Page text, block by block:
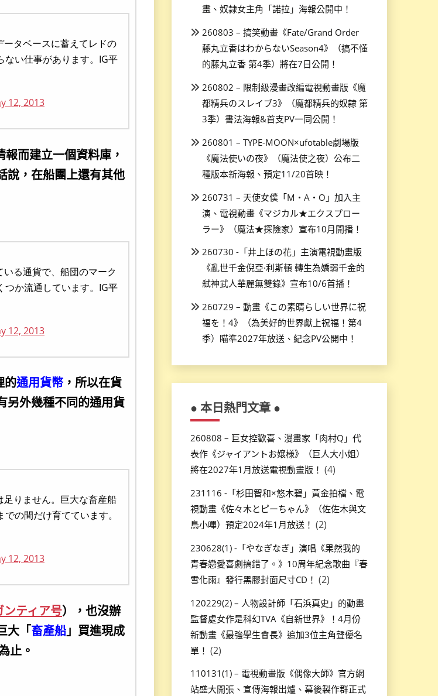
タベースに蓄えてレドの
ない仕事があります。IG平
12, 2013
報而建立一個資料庫，
說，在船團上還有其他
る通貨で、船団のマーク
つか流通しています。IG平
12, 2013
的通用貨幣，所以在貨
另外幾種不同的通用貨
りません。巨大な畜産船
の間だけ育てています。
12, 2013
ンティア号），也沒辦
大「畜產船」買進現成
止。
畫、奴隸女主角「諾拉」海報公開中！
260803 – 搞笑動畫《Fate/Grand Order
藤丸立香はわからないSeason4》（搞不懂
的藤丸立香 第4季）將在7日公開！
260802 – 限制級漫畫改編電視動畫版《魔
都精兵のスレイブ3》（魔都精兵的奴隸 第
3季）書法海報&首支PV一同公開！
260801 – TYPE-MOON×ufotable劇場版
《魔法使いの夜》（魔法使之夜）公布二
種版本新海報、預定11/20首映！
260731 – 天使女僕「M・A・O」加入主
演、電視動畫《マジカル★エクスプロー
ラー》（魔法★探險家）宣布10月開播！
260730 -「井上ほの花」主演電視動畫版
《亂世千金倪亞·利斯頓 轉生為嬌弱千金的
弒神武人華麗無雙錄》宣布10/6首播！
260729 – 動畫《この素晴らしい世界に祝
福を！4》（為美好的世界獻上祝福！第4
季）瞄準2027年放送、紀念PV公開中！
● 本日熱門文章 ●
260808 – 巨女控歡喜、漫畫家「肉村Q」代
表作《ジャイアントお嬢様》（巨人大小姐）
將在2027年1月放送電視動畫版！ (4)
231116 -「杉田智和×悠木碧」黃金拍檔、電
視動畫《佐々木とピーちゃん》（佐佐木與文
鳥小嗶）預定2024年1月放送！ (2)
230628(1) -「やなぎなぎ」演唱《果然我的
青春戀愛喜劇搞錯了。》10周年紀念歌曲『春
雪化雨』發行黑膠封面尺寸CD！ (2)
120229(2) – 人物設計師「石浜真史」的動畫
監督處女作是科幻TVA《自新世界》！4月份
新動畫《最強學生會長》追加3位主角聲優名
單！ (2)
110131(1) – 電視動畫版《偶像大師》官方網
站盛大開張、宣傳海報出爐、幕後製作群正式